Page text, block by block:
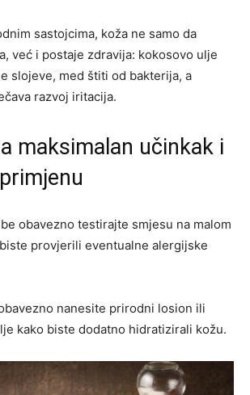
sastojcima, koža ne samo da
već i postaje zdravija: kokosovo ulje
slojeve, med štiti od bakterija, a
razvoj iritacija.
maksimalan učinkak i
obavezno testirajte smjesu na malom
provjerili eventualne alergijske
nanesite prirodni losion ili
kako biste dodatno hidratizirali kožu.